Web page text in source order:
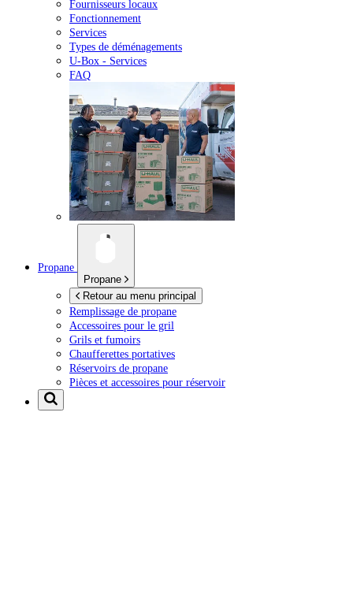
Fournisseurs locaux
Fonctionnement
Services
Types de déménagements
U-Box - Services
FAQ
Propane
Propane
Retour au menu principal
Remplissage de propane
Accessoires pour le gril
Grils et fumoirs
Chaufferettes portatives
Réservoirs de propane
Pièces et accessoires pour réservoir